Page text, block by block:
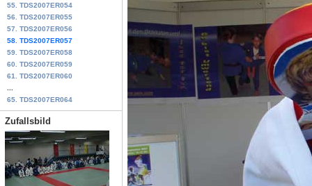
55. TDS2007ER054
56. TDS2007ER055
57. TDS2007ER056
58. TDS2007ER057
59. TDS2007ER058
60. TDS2007ER059
61. TDS2007ER060
65. TDS2007ER064
Zufallsbild